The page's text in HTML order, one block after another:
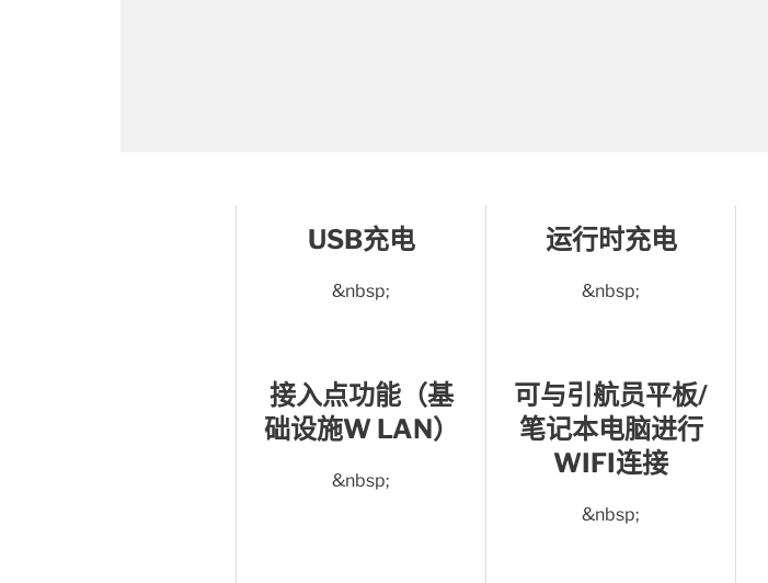
USB充电
&nbsp;
运行时充电
&nbsp;
接入点功能（基
础设施W LAN）
&nbsp;
可与引航员平板/
笔记本电脑进行
WIFI连接
&nbsp;